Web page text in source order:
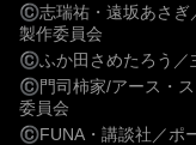
©志瑞祐・遠坂あさ
製作委員会
©ふか田さめたろう／
©門司柿家/アース・
委員会
©FUNA・講談社／ポ